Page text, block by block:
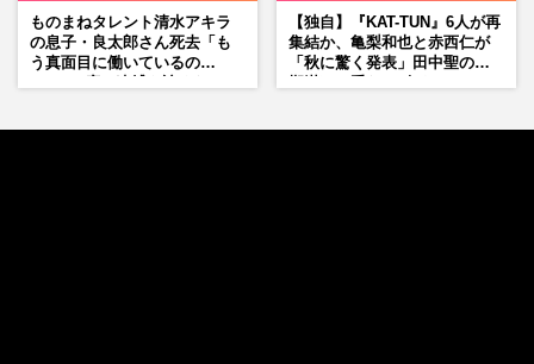
ものまねタレント清水アキラ
の息子・良太郎さん死去「も
う真面目に働いているの
【独自】『KAT-TUN』6人が再
集結か、亀梨和也と赤西仁が
「秋に驚く発表」田中聖の刑